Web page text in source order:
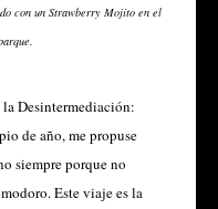
Strawberry Mojito en el
Desintermediación:
de año, me propuse
siempre porque no
Este viaje es la